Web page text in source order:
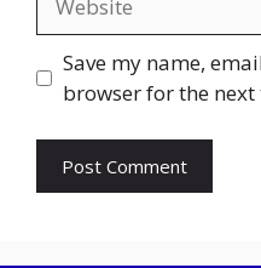
Save my name,
browser for the